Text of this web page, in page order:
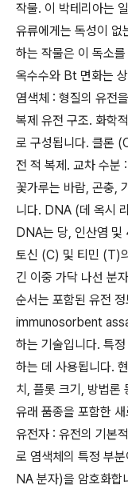
작물. 이 박테리아는
유류에게는 독성이
하는 작물은 이 독소
옥수수와 Bt 면화는
염색체 : 형질의 유전
복제 유전 구조. 화학
로 구성됩니다. 클론
전 적 복제. 교차 수분
꽃가루는 바람, 곤충,
니다. DNA (데 옥시
DNA는 당, 인산염 및
토신 (C) 및 티민 (T)
긴 이중 가닥 나선 분
순서는 포함된 유전
immunosorbent
하는 기술입니다. 특
하는 데 사용됩니다.
치, 플롯 크기, 방법론
유래 품종을 포함한
유전자 : 유전의 기본
로 염색체의 특정 부
NA 분자)을 암호화합